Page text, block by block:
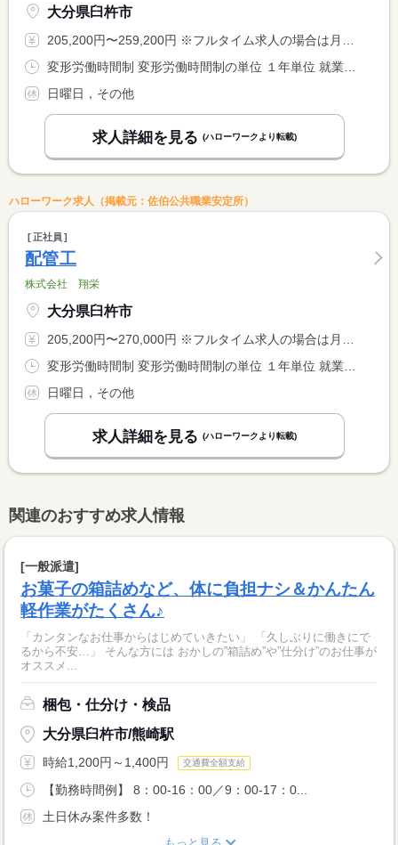
大分県臼杵市
205,200円〜259,200円 ※フルタイム求人の場合は月額（換算額）、パート求人の場合は時間額を表示しています。
日曜日，その他
求人詳細を見る (ハローワークより転載)
ハローワーク求人（掲載元：佐伯公共職業安定所）
正社員
配管工
株式会社 翔栄
大分県臼杵市
205,200円〜270,000円 ※フルタイム求人の場合は月額（換算額）、パート求人の場合は時間額を表示しています。
日曜日，その他
求人詳細を見る (ハローワークより転載)
関連のおすすめ求人情報
[一般派遣]
お菓子の箱詰めなど、体に負担ナシ＆かんたん
軽作業がたくさん♪
「カンタンなお仕事からはじめていきたい」 「久しぶりに働きにで
るから不安…」 そんな方には おかしの”箱詰め”や”仕分け”のお仕事が
オススメ...
梱包・仕分け・検品
大分県臼杵市/熊崎駅
時給1,200円～1,400円 交通費全額支給
【勤務時間例】 8：00-16：00／9：00-17：0...
土日休み案件多数！